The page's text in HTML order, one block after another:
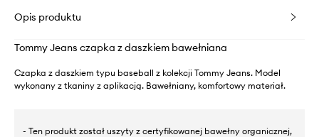
Opis produktu
Tommy Jeans czapka z daszkiem bawełniana
Czapka z daszkiem typu baseball z kolekcji Tommy Jeans. Model
wykonany z tkaniny z aplikacją. Bawełniany, komfortowy materiał.
- Ten produkt został uszyty z certyfikowanej bawełny organicznej,